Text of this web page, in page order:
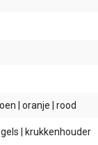
| oranje | rood
| krukkenhouder